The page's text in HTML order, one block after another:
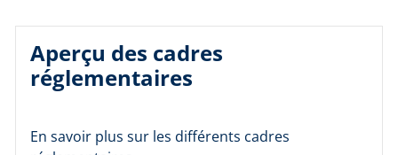
Aperçu des cadres
réglementaires
En savoir plus sur les différents cadres